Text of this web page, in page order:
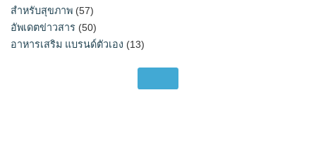
สำหรับสุขภาพ (57)
อัพเดตข่าวสาร (50)
อาหารเสริม แบรนด์ตัวเอง (13)